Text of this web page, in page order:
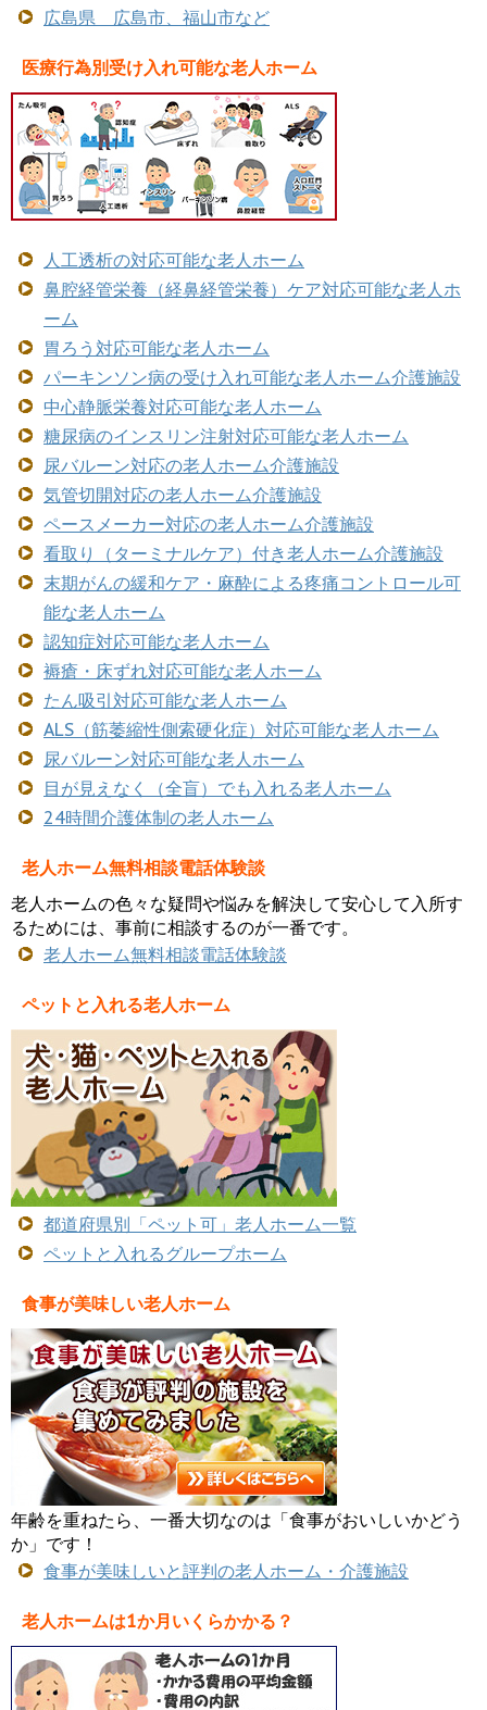
広島県 広島市、福山市など
医療行為別受け入れ可能な老人ホーム
人工透析の対応可能な老人ホーム
鼻腔経管栄養（経鼻経管栄養）ケア対応可能な老人ホ
ーム
胃ろう対応可能な老人ホーム
パーキンソン病の受け入れ可能な老人ホーム介護施設
中心静脈栄養対応可能な老人ホーム
糖尿病のインスリン注射対応可能な老人ホーム
尿バルーン対応の老人ホーム介護施設
気管切開対応の老人ホーム介護施設
ペースメーカー対応の老人ホーム介護施設
看取り（ターミナルケア）付き老人ホーム介護施設
末期がんの緩和ケア・麻酔による疼痛コントロール可
能な老人ホーム
認知症対応可能な老人ホーム
褥瘡・床ずれ対応可能な老人ホーム
たん吸引対応可能な老人ホーム
ALS（筋萎縮性側索硬化症）対応可能な老人ホーム
尿バルーン対応可能な老人ホーム
目が見えなく（全盲）でも入れる老人ホーム
24時間介護体制の老人ホーム
老人ホーム無料相談電話体験談
老人ホームの色々な疑問や悩みを解決して安心して入所す
るためには、事前に相談するのが一番です。
老人ホーム無料相談電話体験談
ペットと入れる老人ホーム
都道府県別「ペット可」老人ホーム一覧
ペットと入れるグループホーム
食事が美味しい老人ホーム
年齢を重ねたら、一番大切なのは「食事がおいしいかどう
か」です！
食事が美味しいと評判の老人ホーム・介護施設
老人ホームは1か月いくらかかる？